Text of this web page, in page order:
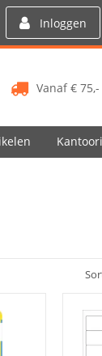
Inloggen
Vanaf €